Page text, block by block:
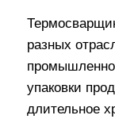
разных
упаковки
длительное